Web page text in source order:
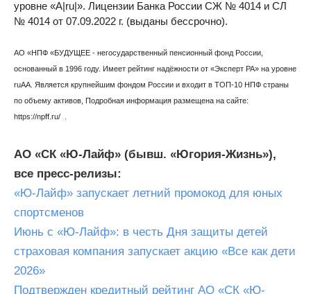
уровне «А|ru|». Лицензии Банка России СЖ № 4014 и СЛ
№ 4014 от 07.09.2022 г. (выданы бессрочно).
АО «НПФ «БУДУЩЕЕ - негосударственный пенсионный фонд России,
основанный в 1996 году. Имеет рейтинг надёжности от «Эксперт РА» на уровне
ruAA. Является крупнейшим фондом России и входит в ТОП-10 НПФ страны
по объему активов, Подробная информация размещена на сайте:
https://npff.ru/ .
АО «СК «Ю-Лайф» (бывш. «Югория-Жизнь»),
все пресс-релизы:
«Ю-Лайф» запускает летний промокод для юных
спортсменов
Июнь с «Ю-Лайф»: в честь Дня защиты детей
страховая компания запускает акцию «Все как дети
2026»
Подтвержден кредитный рейтинг АО «СК «Ю-